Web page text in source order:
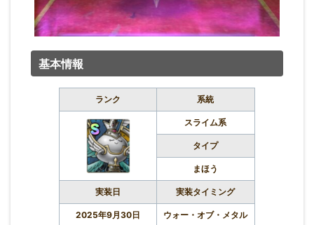
基本情報
ランク 系統
スライム系
タイプ
まほう
実装日 実装タイミング
2025年9月30日 ウォー・オブ・メタル